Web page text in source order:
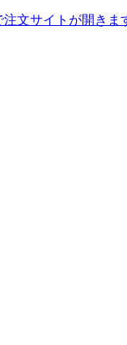
注文サイトが開きま